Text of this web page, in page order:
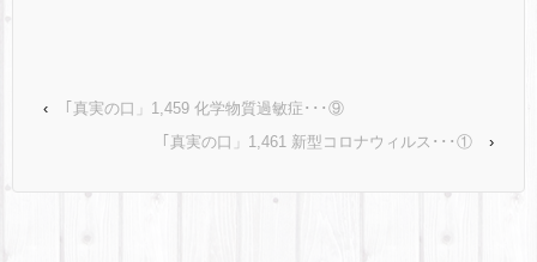
‹
｢真実の口」1,459 化学物質過敏症･･･⑨
｢真実の口」1,461 新型コロナウィルス･･･①
›